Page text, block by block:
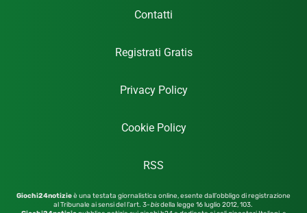
Contatti
Registrati Gratis
Privacy Policy
Cookie Policy
RSS
Giochi24notizieè una testata giornalistica online, esente dall’obbligo di registrazione
al Tribunale ai sensi del l’art. 3-bisdella legge 16 luglio 2012,103.